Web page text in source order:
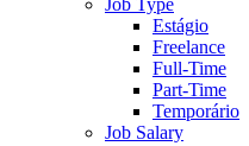
Estágio
Freelance
Full-Time
Part-Time
Temporário
Job Salary